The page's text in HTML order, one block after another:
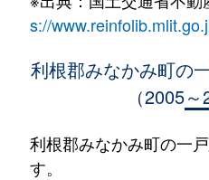
師
630万円
s://
利根郡みなかみ町の
（2005～
利根郡みなかみ町の一
す。